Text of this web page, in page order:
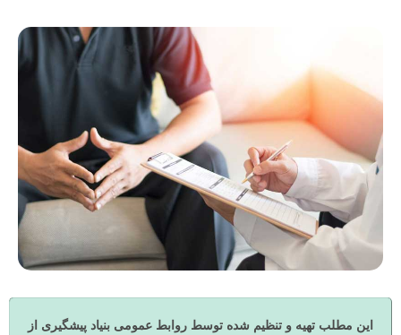
این مطلب تهیه و تنظیم شده توسط روابط عمومی بنیاد پیشگیری از